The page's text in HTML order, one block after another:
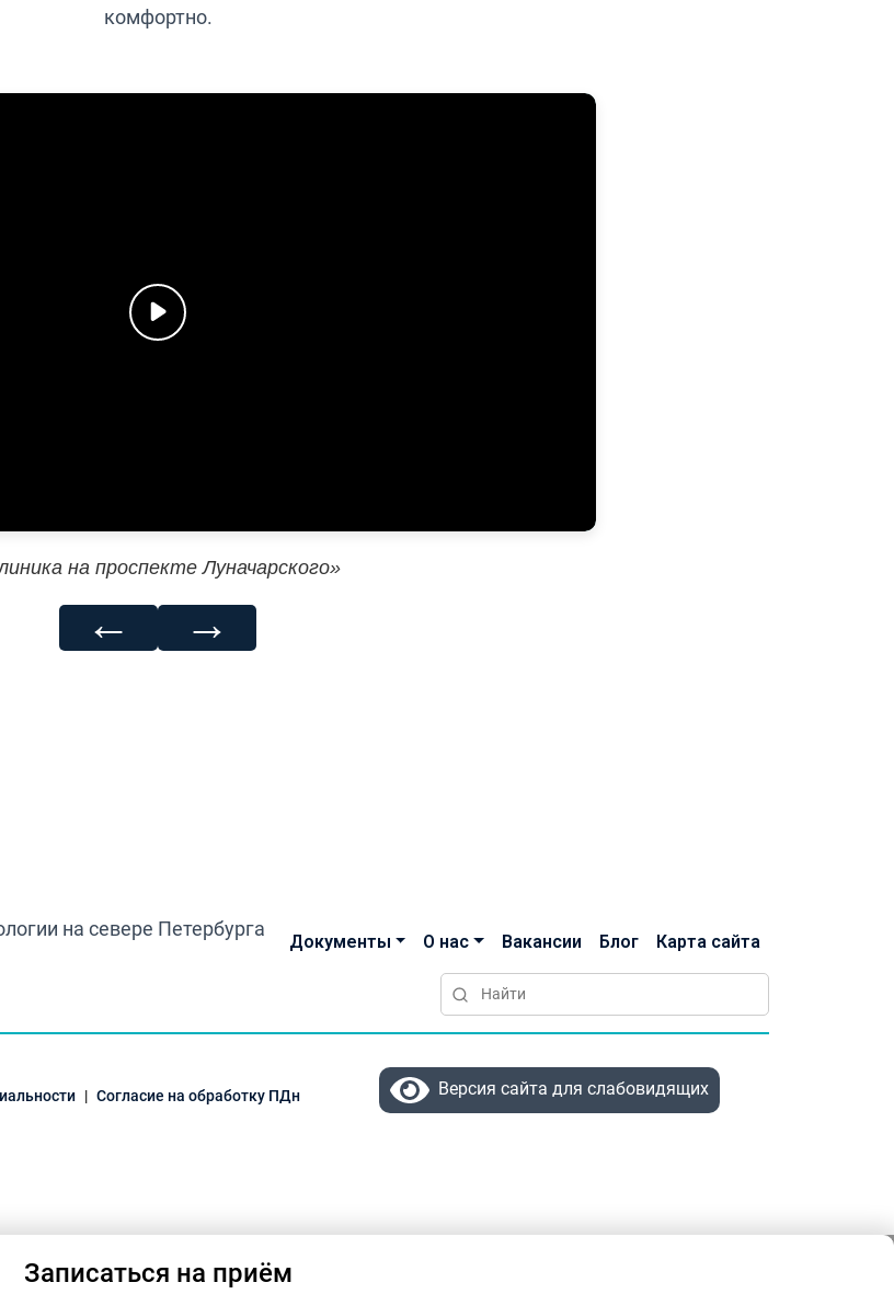
комфортно.
на проспекте Луначарского»
← →
Документы О нас Вакансии Блог Карта сайта
Согласие на обработку ПДн Версия сайта для слабовидящих
Записаться на приём